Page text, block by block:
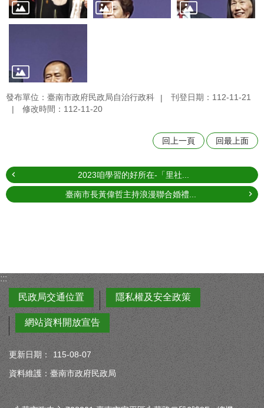
發布單位：臺南市政府民政局自治行政科
刊登日期：112-11-21
修改時間：112-11-20
回上一頁 回最上面
2023咱學習的好所在-「里社...
臺南市長黃偉哲主持浪漫聯合婚禮...
:::
民政局交通位置
隱私權及安全政策
網站資料開放宣告
更新日期：
115-08-07
資料維護：臺南市政府民政局